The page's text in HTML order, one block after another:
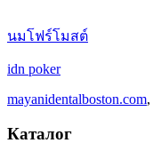
นมโฟร์โมสต์
idn poker
mayanidentalboston.com,
Каталог